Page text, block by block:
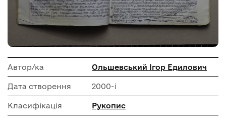
Автор/ка Ольшевський Ігор Едилович
Дата створення 2000-і
Класифікація Рукопис